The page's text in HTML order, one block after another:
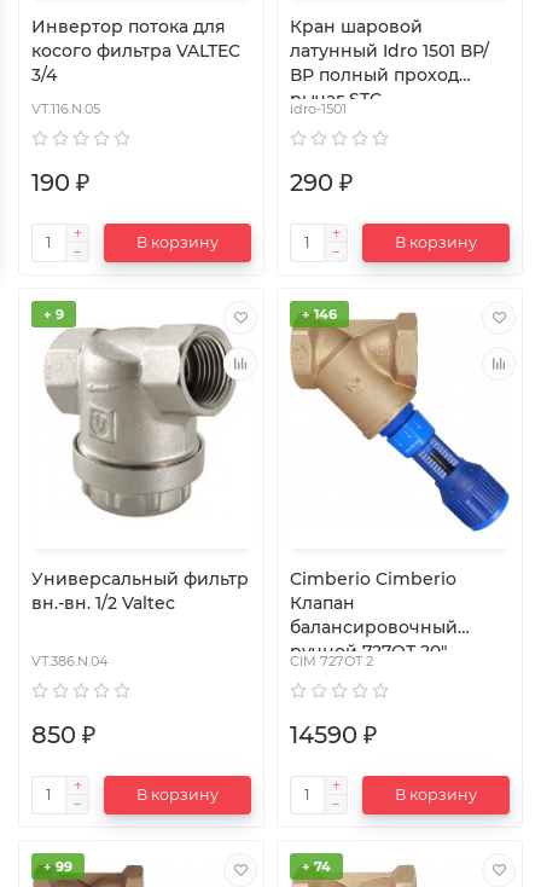
Инвертор потока для
косого фильтра VALTEC
3/4
VT.116.N.05
190 ₽
В корзину
Кран шаровой
латунный Idro 1501 ВР/
ВР полный проход
рычаг STC
idro-1501
290 ₽
В корзину
+ 9
Универсальный фильтр
вн.-вн. 1/2 Valtec
VT.386.N.04
850 ₽
В корзину
+ 146
Cimberio Cimberio
Клапан
балансировочный
ручной 727ОТ 20"
PN20 BB без изм.
ниппелей Cimberio
CIM 727OT 2
14590 ₽
В корзину
+ 99 + 74